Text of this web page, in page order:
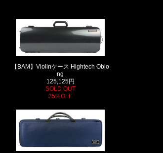
【BAM】Violinケース Hightech Oblo
ng
125,125円
SOLD OUT
35%OFF